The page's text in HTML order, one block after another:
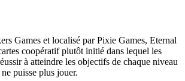
Games et localisé par Pixie Games, Eternal
coopératif plutôt initié dans lequel les
à atteindre les objectifs de chaque niveau
puisse plus jouer.